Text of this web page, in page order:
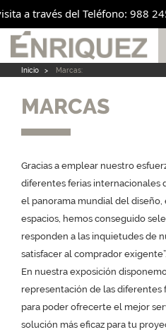
a través del Teléfono: 988
Inicio > Marcas:
MARCAS
Gracias a emplear nuestro
diferentes ferias internacionales
el panorama mundial del
espacios, hemos conseguido
responden a las inquietudes de
satisfacer al comprador exigente”.
En nuestra exposición
representación de las diferentes
para poder ofrecerte el mejor
solución más eficaz para tu